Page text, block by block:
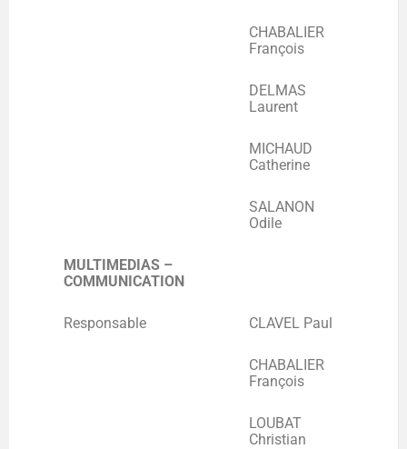
CHABALIER
François
DELMAS
Laurent
MICHAUD
Catherine
SALANON
Odile
MULTIMEDIAS –
COMMUNICATION
Responsable CLAVEL Paul
CHABALIER
François
LOUBAT
Christian